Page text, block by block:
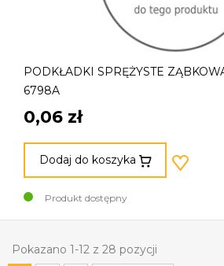
PODKŁADKI SPRĘŻYSTE
6798A
0,06 zł
Dodaj do koszyka
Produkt dostępny
Pokazano 1-12 z 28 pozycji